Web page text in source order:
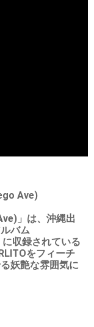
Ave)
」は、沖縄出
バム
収録されている
をフィーチ
妖艶な雰囲気に